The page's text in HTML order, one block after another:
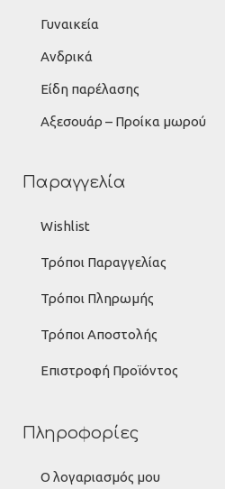
Γυναικεία
Ανδρικά
Είδη παρέλασης
Αξεσουάρ – Προίκα μωρού
Παραγγελία
Wishlist
Τρόποι Παραγγελίας
Τρόποι Πληρωμής
Τρόποι Αποστολής
Επιστροφή Προϊόντος
Πληροφορίες
Ο λογαριασμός μου